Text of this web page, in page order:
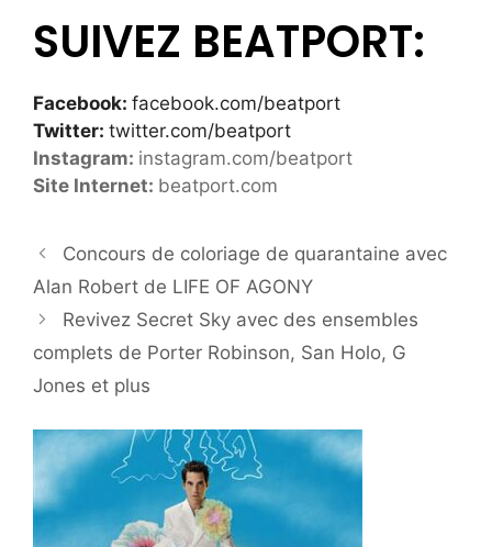
SUIVEZ BEATPORT:
Facebook: facebook.com/beatport
Twitter: twitter.com/beatport
Instagram: instagram.com/beatport
Site Internet: beatport.com
Concours de coloriage de quarantaine avec
Alan Robert de LIFE OF AGONY
Revivez Secret Sky avec des ensembles
complets de Porter Robinson, San Holo, G
Jones et plus